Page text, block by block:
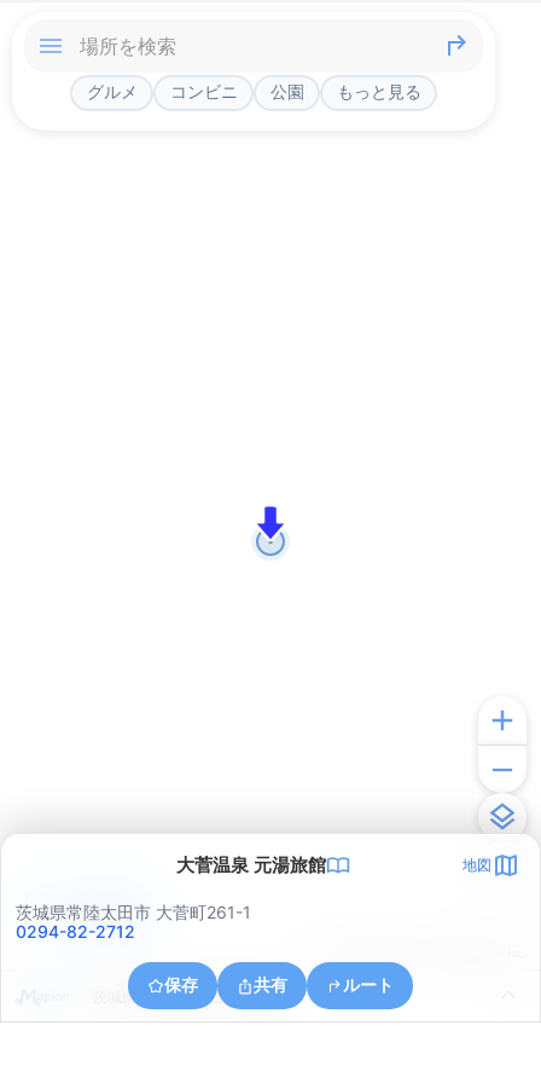
グルメ コンビニ 公園 もっと見る
大菅温泉 元湯旅館 地図
茨城県常陸太田市 大菅町261-1
0294-82-2712
保存 共有 ルート
茨城県常陸太田市西河内中町
アプリで見る